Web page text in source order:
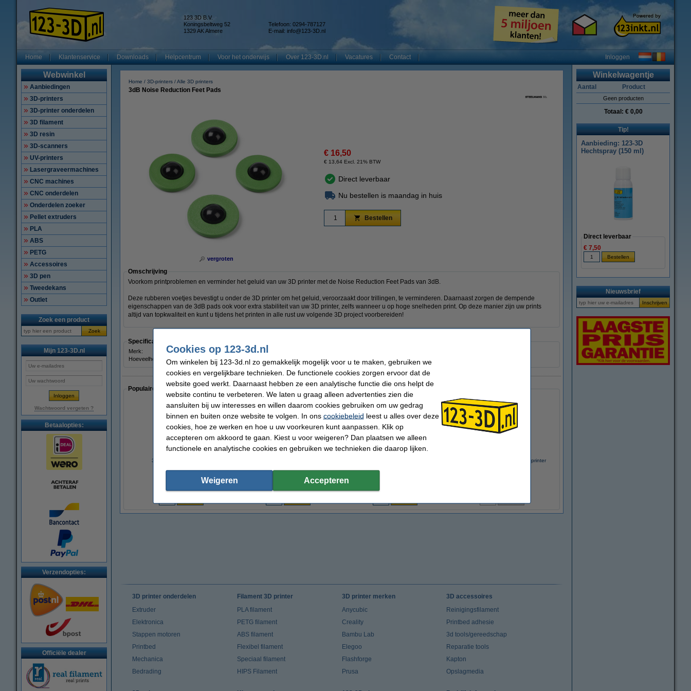
123 3D B.V.
Koningsbeltweg 52
1329 AK Almere
Telefoon: 0294-787127
E-mail: info@123-3D.nl
Home Klantenservice Downloads Helpcentrum Voor het onderwijs Over 123-3D.nl Vacatures Contact Inloggen
Webwinkel
Aanbiedingen
3D-printers
3D-printer onderdelen
3D filament
3D resin
3D-scanners
UV-printers
Lasergraveermachines
CNC machines
CNC onderdelen
Onderdelen zoeker
Pellet extruders
PLA
ABS
PETG
Accessoires
3D pen
Tweedekans
Outlet
Zoek een product
Zoek
Mijn 123-3D.nl
Wachtwoord vergeten ?
Betaalopties:
Verzendopties:
Officiële dealer
Home 3D-printers Alle 3D printers
3dB Noise Reduction Feet Pads
vergroten
€ 16,50
€ 13,64 Excl. 21% BTW
Direct leverbaar
Nu bestellen is maandag in huis
Bestellen
Omschrijving
Voorkom printproblemen en verminder het geluid van uw 3D printer met de Noise Reduction Feet Pads van 3dB.
Deze rubberen voetjes bevestigt u onder de 3D printer om het geluid, veroorzaakt door trillingen, te verminderen. Daarnaast zorgen de dempende
eigenschappen van de 3dB pads ook voor extra stabiliteit van uw 3D printer, zelfs wanneer u op hoge snelheden print. Op deze manier zijn uw prints
altijd van topkwaliteit en kunt u tijdens het printen in alle rust uw volgende 3D project voorbereiden!
Specificaties
Merk: Steelmans3D
Hoeveelheid:
4 Stuks Ons Artikelnr:
Populaire artikelen van klanten die dit artikel ook besteld hebben
3D print nabewerking set Creality 3D Ender 3 V3 KE 3D printer
Winkelwagentje
Aantal Product
Geen producten
Totaal: € 0,00
Tip!
Aanbieding: 123-3D
Hechtspray (150 ml)
Direct leverbaar
€ 7,50
Nieuwsbrief
3D printer onderdelen
Extruder
Elektronica
Stappen motoren
Printbed
Mechanica
Bedrading
Filament 3D printer
PLA filament
PETG filament
ABS filament
Flexibel filament
Speciaal filament
HIPS Filament
3D printer merken
Anycubic
Creality
Bambu Lab
Elegoo
Flashforge
Prusa
3D accessoires
Reinigingsfilament
Printbed adhesie
3d tools/gereedschap
Reparatie tools
Kapton
Opslagmedia
Cookies op 123-3d.nl
Om winkelen bij 123-3d.nl zo gemakkelijk mogelijk voor u te maken, gebruiken we
cookies en vergelijkbare technieken. De functionele cookies zorgen ervoor dat de
website goed werkt. Daarnaast hebben ze een analytische functie die ons helpt de
website continu te verbeteren. We laten u graag alleen advertenties zien die
aansluiten bij uw interesses en willen daarom cookies gebruiken om uw gedrag
binnen en buiten onze website te volgen. In ons cookiebeleid leest u alles over deze
cookies, hoe ze werken en hoe u uw voorkeuren kunt aanpassen. Klik op
accepteren om akkoord te gaan. Kiest u voor weigeren? Dan plaatsen we alleen
functionele en analytische cookies en gebruiken we technieken die daarop lijken.
Weigeren Accepteren